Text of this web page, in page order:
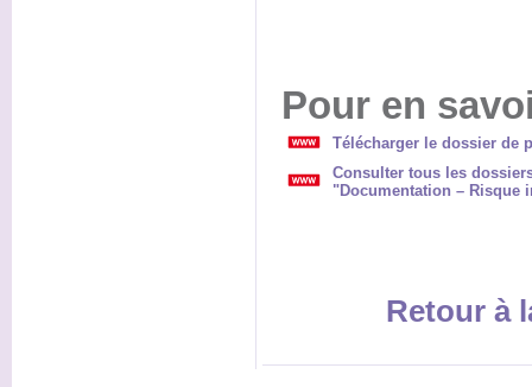
Pour en
Télécharger le dossier de
Consulter tous les
"Documentation – Risque
Retour à